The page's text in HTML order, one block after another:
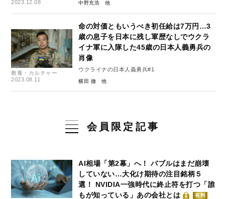
2023.12.08
中野充浩
教養・カルチャー
2023.08.11
命の対価ともいうべき初任給は7万円…3
歳の息子を日本に残し軍歴なしでウクラ
イナ軍に入隊した45歳の日本人義勇兵の
肖像
ウクライナの日本人義勇兵#1
横田 徹
会員限定記事
AI相場「第2幕」へ！ バブルはまだ崩壊
していない…大化け期待の注目銘柄５
選！ NVIDIA一強時代に終止符を打つ「誰
もが知っている」あの会社とは
有料